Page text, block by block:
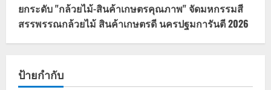
ยกระดับ "กล้วยไม้-สินค้าเกษตรคุณภาพ" จัดมหกรรมสี
สรรพรรณกล้วยไม้ สินค้าเกษตรดี นครปฐมการันตี 2026
ป้ายกำกับ